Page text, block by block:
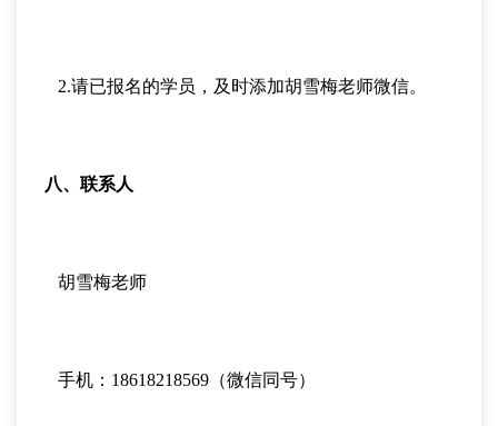
2.请已报名的学员，及时添加胡雪梅老师微信。
八、联系人
胡雪梅老师
手机：18618218569（微信同号）